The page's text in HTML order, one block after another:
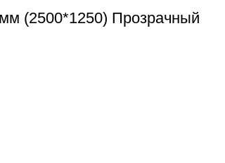
(2500*1250) Прозрачный